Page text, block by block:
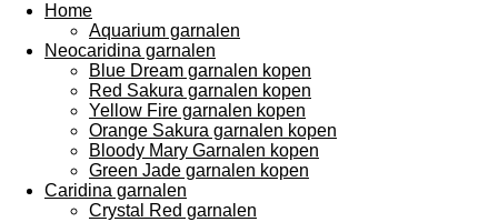
Home
Aquarium garnalen
Neocaridina garnalen
Blue Dream garnalen kopen
Red Sakura garnalen kopen
Yellow Fire garnalen kopen
Orange Sakura garnalen kopen
Bloody Mary Garnalen kopen
Green Jade garnalen kopen
Caridina garnalen
Crystal Red garnalen